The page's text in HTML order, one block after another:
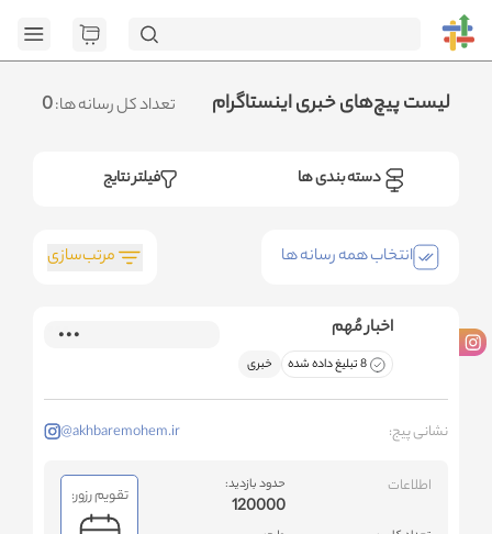
تعداد کل رسانه ها:0 لیست پیچ‌های خبری اینستاگرام
فیلتر نتایج دسته بندی ها
مرتب‌سازی انتخاب همه رسانه ها
اخبار مُهم
8 تبلیغ داده شده خبری
نشانی پیج: @akhbaremohem.ir
اطلاعات حدود بازدید:
120000 تقویم رزور:
page=1&social=all&sort_field=orders_num&sort_type=desc":
<no response> Failed to fetch
.متوجه شدم